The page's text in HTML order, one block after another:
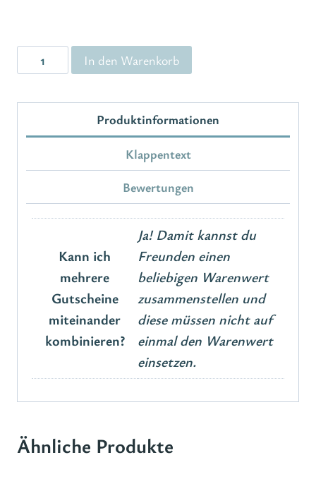
Gutscheine
Menge
In den Warenkorb
Produktinformationen
Klappentext
Bewertungen
Kann ich
mehrere
Gutscheine
miteinander
kombinieren?
Ja! Damit kannst du
Freunden einen
beliebigen Warenwert
zusammenstellen und
diese müssen nicht auf
einmal den Warenwert
einsetzen.
Ähnliche Produkte